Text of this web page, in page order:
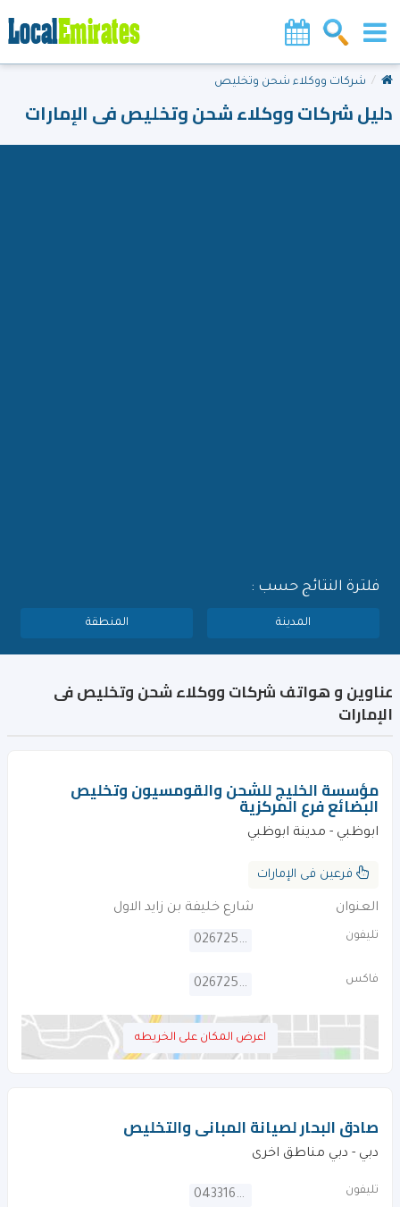
شركات ووكلاء شحن وتخليص
دليل شركات ووكلاء شحن وتخليص فى الإمارات
فلترة النتائج حسب :
المدينة المنطقة
عناوين و هواتف شركات ووكلاء شحن وتخليص فى
الإمارات
مؤسسة الخليج للشحن والقومسيون وتخليص
البضائع فرع المركزية
ابوظبي - مدينة ابوظبي
فرعين فى الإمارات
العنوان شارع خليفة بن زايد الاول
تليفون 026725600
فاكس 026725608
اعرض المكان على الخريطه
صادق البحار لصيانة المبانى والتخليص
دبي - دبي مناطق اخرى
تليفون 043316020